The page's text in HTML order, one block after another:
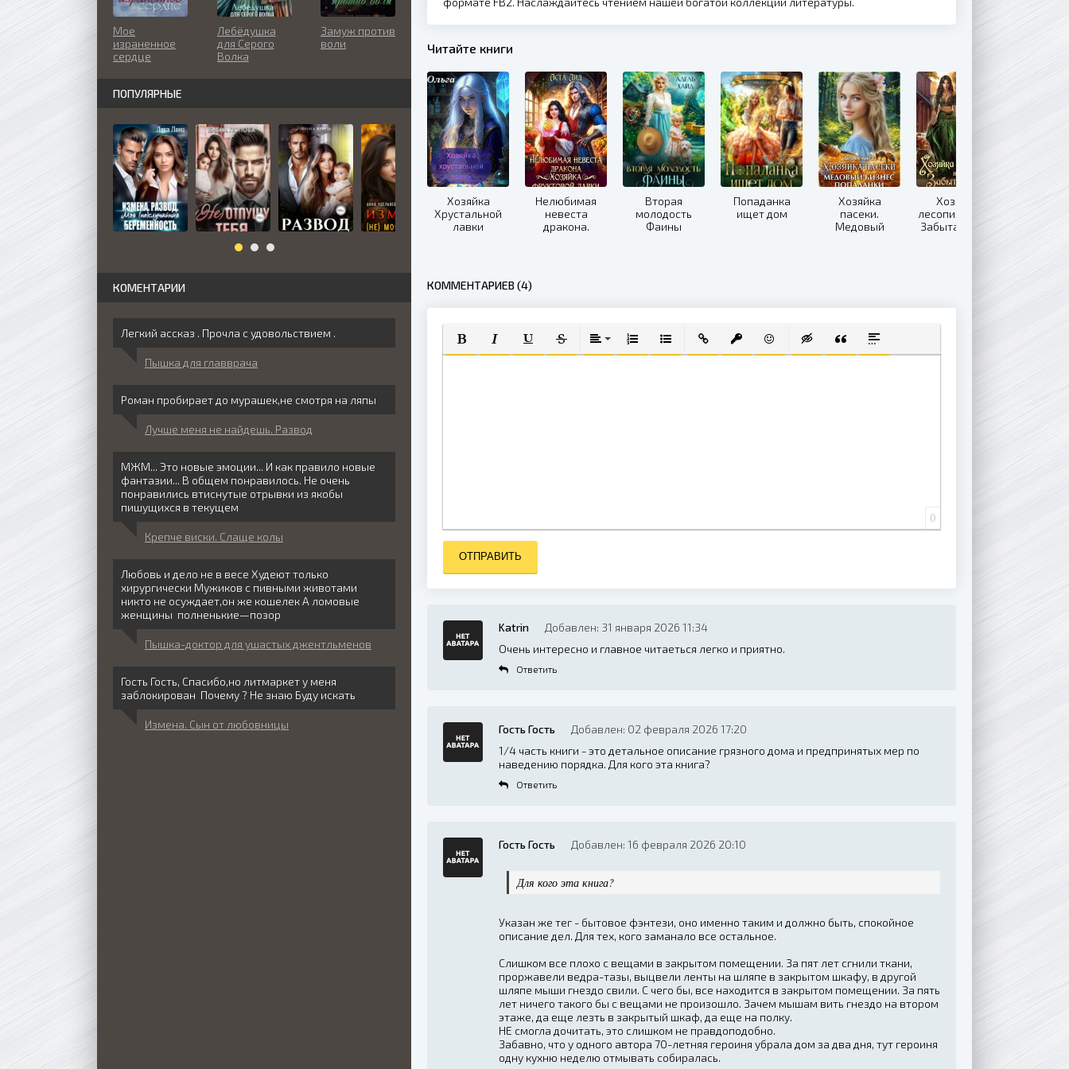
Читайте книги
Хозяйка
Хрустальной
лавки
Нелюбимая
невеста
дракона.
Вторая
молодость
Фаины
Попаданка
ищет дом
Хозяйка
пасеки.
Медовый
Хозяйка
лесопилки, или
Забытая жена
КОММЕНТАРИЕВ (4)
ПОЛУЖИРНЫЙ
КУРСИВПОДЧЕРКНУТЫЙ
ЗАЧЕРКНУТЫЙВЫРАВНИВАНИЕ
НУМЕРОВАННЫЙ СПИСОК
МАРКИРОВАННЫЙ СПИСОК
ВСТАВИТЬ ССЫЛКУ
ВСТАВИТЬ ЗАЩИЩЕННУЮ ССЫЛКУ
ВСТАВИТЬ СМАЙЛИК
ВСТАВКА СКРЫТОГО ТЕКСТА
ВСТАВКА ЦИТАТЫ
ВСТАВКА СПОЙЛЕРА
0
ОТПРАВИТЬ
Katrin
Добавлен: 31 января 2026 11:34
Очень интересно и главное читаеться легко и приятно.
Ответить
Гость Гость
Добавлен: 02 февраля 2026 17:20
1/4 часть книги - это детальное описание грязного дома и предпринятых мер по
наведению порядка. Для кого эта книга?
Ответить
Гость Гость Добавлен: 16 февраля 2026 20:10
Для кого эта книга?
Указан же тег - бытовое фэнтези, оно именно таким и должно быть, спокойное
описание дел. Для тех, кого заманало все остальное.
Слишком все плохо с вещами в закрытом помещении. За пят лет сгнили ткани,
проржавели ведра-тазы, выцвели ленты на шляпе в закрытом шкафу, в другой
шляпе мыши гнездо свили. С чего бы, все находится в закрытом помещении. За пять
лет ничего такого бы с вещами не произошло. Зачем мышам вить гнездо на втором
этаже, да еще лезть в закрытый шкаф, да еще на полку.
НЕ смогла дочитать, это слишком не правдоподобно.
Забавно, что у одного автора 70-летняя героиня убрала дом за два дня, тут героиня
одну кухню неделю отмывать собиралась.
Мое
израненное
сердце
Лебёдушка
для Серого
Волка
Замуж против
воли
ПОПУЛЯРНЫЕ
КОМЕНТАРИИ
Легкий ассказ . Прочла с удовольствием .
Пышка для главврача
Роман пробирает до мурашек,не смотря на ляпы
Лучше меня не найдешь. Развод
МЖМ... Это новые эмоции... И как правило новые
фантазии... В общем понравилось. Не очень
понравились втиснутые отрывки из якобы
пишущихся в текущем
Крепче виски. Слаще колы
Любовь и дело не в весе Худеют только
хирургически Мужиков с пивными животами
никто не осуждает,он же кошелек А ломовые
женщины полненькие—позор
Пышка-доктор для ушастых джентльменов
Гость Гость, Спасибо,но литмаркет у меня
заблокирован Почему ? Не знаю Буду искать
Измена. Сын от любовницы